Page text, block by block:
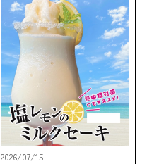
2026/07/15